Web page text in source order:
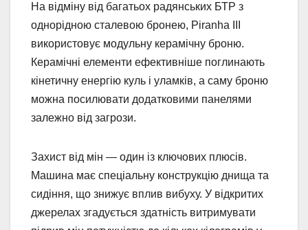
На відміну від багатьох радянських БТР з
однорідною сталевою бронею, Piranha III
використовує модульну керамічну броню.
Керамічні елементи ефективніше поглинають
кінетичну енергію куль і уламків, а саму броню
можна посилювати додатковими панелями
залежно від загрози.
Захист від мін — один із ключових плюсів.
Машина має спеціальну конструкцію днища та
сидіння, що знижує вплив вибуху. У відкритих
джерелах згадується здатність витримувати